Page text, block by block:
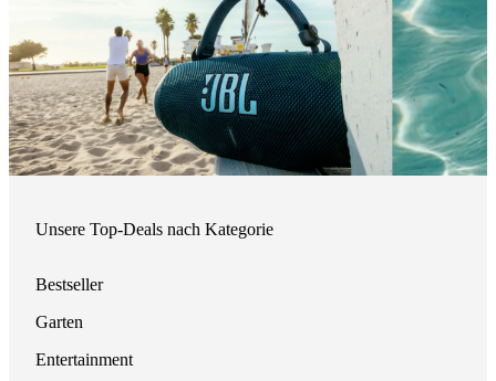
Unsere Top-Deals nach Kategorie
Bestseller
Garten
Entertainment